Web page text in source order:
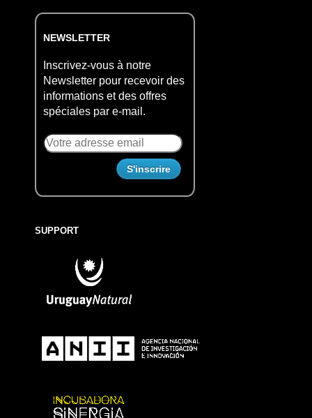
NEWSLETTER
Inscrivez-vous à notre
Newsletter pour recevoir des
informations et des offres
spéciales par e-mail.
SUPPORT